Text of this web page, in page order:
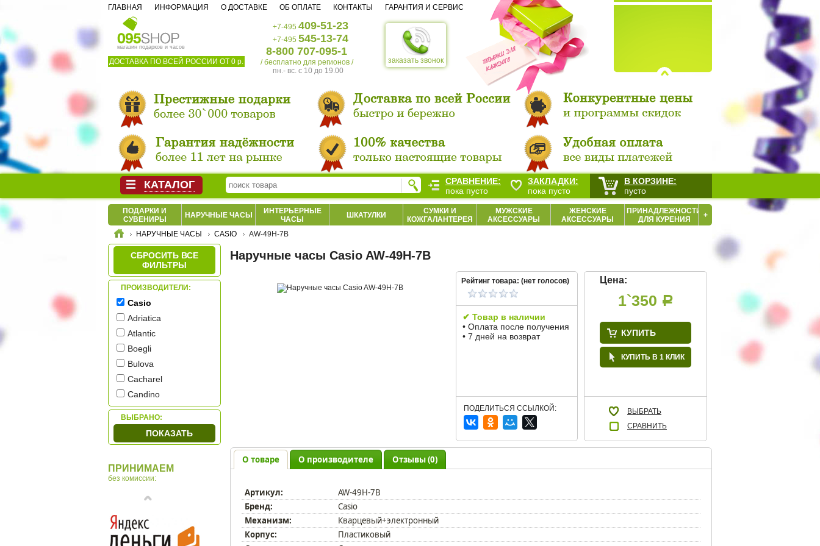
магазин подарков и часов
ДОСТАВКА ПО ВСЕЙ РОССИИ ОТ 0 р. заказать звонок
+7-495 409-51-23
+7-495 545-13-74
8-800 707-095-1
/ бесплатно для регионов /
пн.- вс. c 10 до 19.00
ГЛАВНАЯ ИНФОРМАЦИЯ О ДОСТАВКЕ ОБ ОПЛАТЕ КОНТАКТЫ ГАРАНТИЯ И СЕРВИС
ПОДАРКИ И
СУВЕНИРЫ
НАРУЧНЫЕ ЧАСЫ
ИНТЕРЬЕРНЫЕ
ЧАСЫ
ШКАТУЛКИ
СУМКИ И
КОЖГАЛАНТЕРЕЯ
МУЖСКИЕ
АКСЕССУАРЫ
ЖЕНСКИЕ
АКСЕССУАРЫ
ПРИНАДЛЕЖНОСТИ
ДЛЯ КУРЕНИЯ
+
НАРУЧНЫЕ ЧАСЫ CASIO AW-49H-7B
СБРОСИТЬ ВСЕ
ФИЛЬТРЫ
ПРОИЗВОДИТЕЛИ:
Casio
Adriatica
Atlantic
Boegli
Bulova
Cacharel
Candino
Citizen
Cover
Jowissa
Romanson
Swiss Military
ВЫБРАНО:
ПОКАЗАТЬ
ПРИНИМАЕМ
без комиссии:
Наручные часы Casio AW-49H-7B
Рейтинг товара: (нет голосов)
✔ Товар в наличии
• Оплата после получения
• 7 дней на возврат
ПОДЕЛИТЬСЯ ССЫЛКОЙ:
Цена:
1`350 Р
КУПИТЬ
КУПИТЬ В 1 КЛИК
ВЫБРАТЬ
СРАВНИТЬ
О товаре О производителе Отзывы (0)
Артикул:
AW-49H-7B
Бренд:
Casio
Механизм:
Кварцевый+электронный
Корпус:
Пластиковый
КАТАЛОГ
СРАВНЕНИЕ:
пока пусто
ЗАКЛАДКИ:
пока пусто
В КОРЗИНЕ:
пусто